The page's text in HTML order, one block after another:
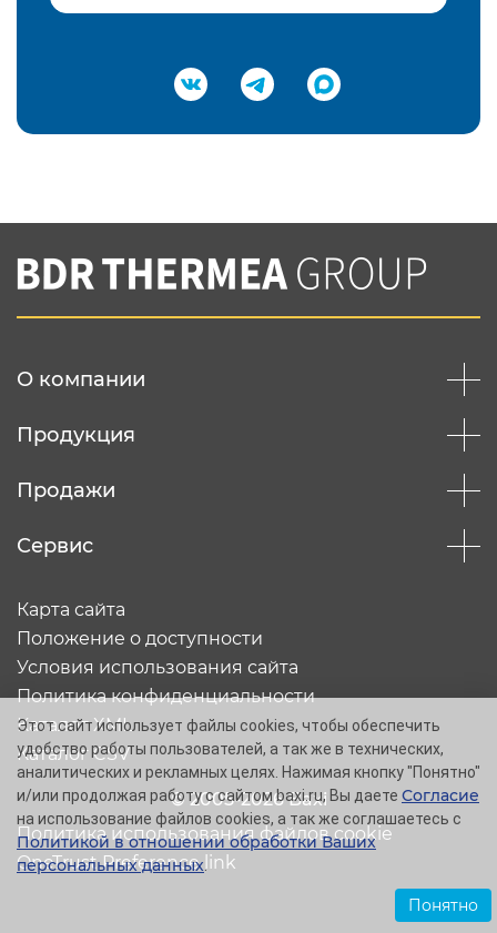
Подтвердить e-mail
Вы соглашаетесь с нашей политикой
конфеденциальности
О компании
Продукция
Продажи
Сервис
© 2005-2026 Baxi
Карта сайта
Положение о доступности
Условия использования сайта
Политика конфиденциальности
Каталог XML
Каталог CSV
Политика использования файлов cookie
OneTrust Preference link
Этот сайт использует файлы cookies, чтобы обеспечить
удобство работы пользователей, а так же в технических,
аналитических и рекламных целях. Нажимая кнопку "Понятно"
и/или продолжая работу с сайтом baxi.ru, Вы даете Согласие
на использование файлов cookies, а так же соглашаетесь с
Политикой в отношении обработки Ваших
персональных данных.
Понятно